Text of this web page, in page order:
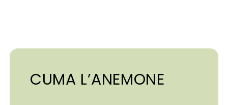
CUMA L’ANEMONE